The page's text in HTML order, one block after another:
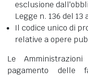
esclusione
Legge n. 136 del 13
Il codice unico di
relative a opere
Le
pagamento delle